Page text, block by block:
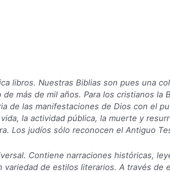
libros. Nuestras Biblias son pues una
más de mil años. Para los cristianos la
de las manifestaciones de Dios con el
la actividad pública, la muerte y
Los judíos sólo reconocen el Antiguo
Contiene narraciones históricas,
de estilos literarios. A través de